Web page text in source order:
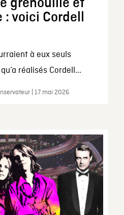
grenouille et
voici Cordell
à eux seuls
réalisés Cordell...
| 17 mai 2026